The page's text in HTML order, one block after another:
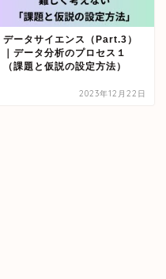
データサイエンス（Part.3）
｜データ分析のプロセス１
（課題と仮説の設定方法）
2023年12月22日